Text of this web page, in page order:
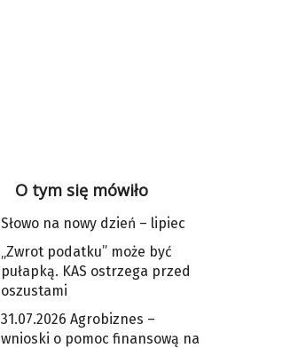
O tym się mówiło
Słowo na nowy dzień – lipiec
„Zwrot podatku” może być
pułapką. KAS ostrzega przed
oszustami
31.07.2026 Agrobiznes –
wnioski o pomoc finansową na